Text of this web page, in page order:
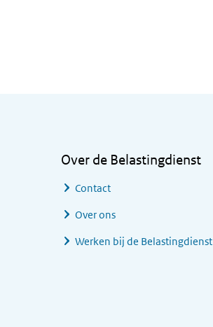
Over de Belastingdienst
Contact
Over ons
Werken bij de Belastingdienst